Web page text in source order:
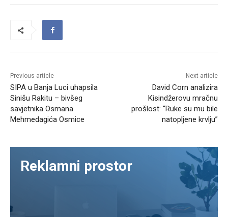
Previous article
SIPA u Banja Luci uhapsila
Sinišu Rakitu – bivšeg
savjetnika Osmana
Mehmedagića Osmice
Next article
David Corn analizira
Kisindžerovu mračnu
prošlost: “Ruke su mu bile
natopljene krvlju”
Reklamni prostor